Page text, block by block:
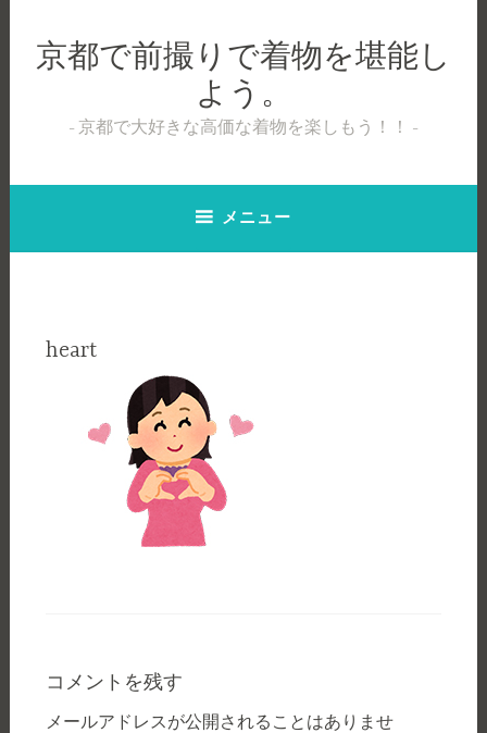
プ
京都で前撮りで着物を堪能し
よう。
京都で大好きな高価な着物を楽しもう！！
メニュー
heart
コメントを残す
メールアドレスが公開されることはありませ